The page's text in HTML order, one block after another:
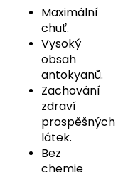
Maximální
chuť.
Vysoký
obsah
antokyanů.
Zachování
zdraví
prospěšných
látek.
Bez